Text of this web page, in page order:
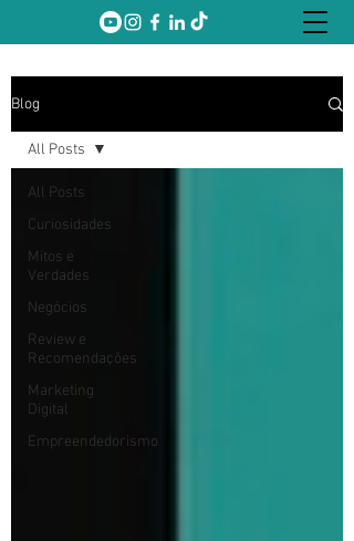
Blog
All Posts
Curiosidades
Mitos e
Verdades
Negócios
Review e
Recomendações
Marketing
Digital
Empreendedorismo
All Posts